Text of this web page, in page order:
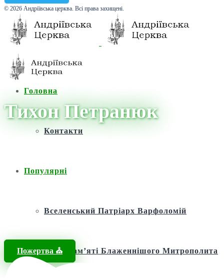
© 2026 Андріївська церква. Всі права захищені.
Головна
Контакти
Популярні
Вселенський Патріарх Варфоломій
Фонд пам’яті Блаженнішого Митрополита
Пожертва ⛪️
Тихон Петранюк